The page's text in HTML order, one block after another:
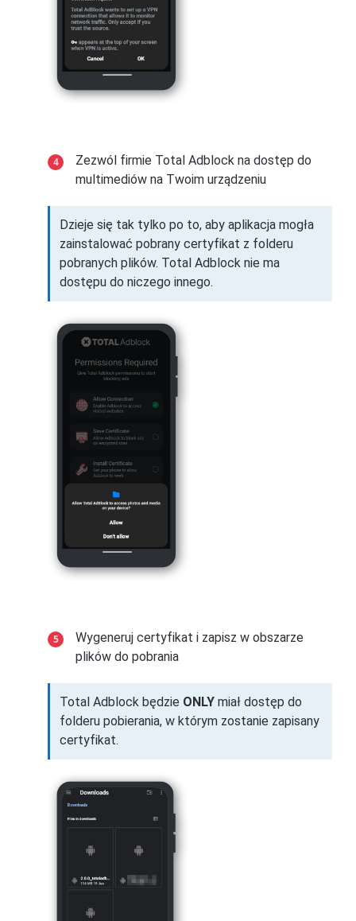
Zezwól firmie Total Adblock na dostęp do
multimediów na Twoim urządzeniu
Dzieje się tak tylko po to, aby aplikacja mogła
zainstalować pobrany certyfikat z folderu
pobranych plików. Total Adblock nie ma
dostępu do niczego innego.
Wygeneruj certyfikat i zapisz w obszarze
plików do pobrania
Total Adblock będzie ONLY miał dostęp do
folderu pobierania, w którym zostanie zapisany
certyfikat.